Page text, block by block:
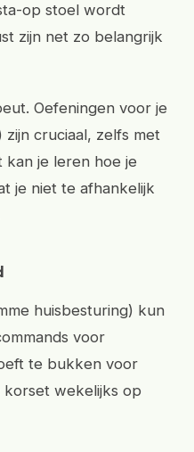
op stoel wordt
zijn net zo belangrijk
Oefeningen voor je
cruciaal, zelfs met
je leren hoe je
je niet te afhankelijk
huisbesturing) kun
voor
te bukken voor
korset wekelijks op